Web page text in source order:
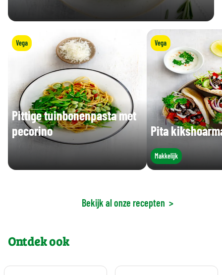
Vega
Pittige tuinbonenpasta met
pecorino
Vega
Pita
Makkelijk
Bekijk al onze recepten >
Ontdek ook